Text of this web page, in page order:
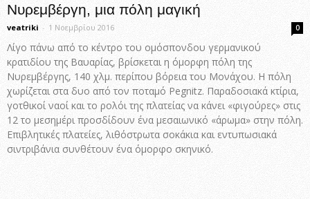
Νυρεμβέργη, μια πόλη μαγική
veatriki - 1 Νοεμβρίου 2016 0
Λίγο πάνω από το κέντρο του ομόσπονδου γερμανικού
κρατιδίου της Βαυαρίας, βρίσκεται η όμορφη πόλη της
Νυρεμβέργης, 140 χλμ. περίπου βόρεια του Μονάχου. Η πόλη
χωρίζεται στα δυο από τον ποταμό Pegnitz. Παραδοσιακά κτίρια,
γοτθικοί ναοί και το ρολόι της πλατείας να κάνει «φιγούρες» στις
12 το μεσημέρι προσδίδουν ένα μεσαιωνικό «άρωμα» στην πόλη.
Επιβλητικές πλατείες, λιθόστρωτα σοκάκια και εντυπωσιακά
σιντριβάνια συνθέτουν ένα όμορφο σκηνικό.